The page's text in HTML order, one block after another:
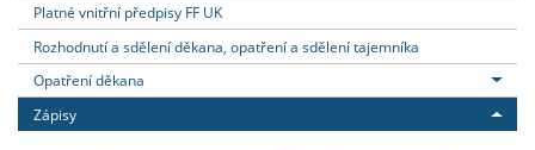
Platné vnitřní předpisy FF UK
Rozhodnutí a sdělení děkana, opatření a sdělení tajemníka
Opatření děkana
Zápisy